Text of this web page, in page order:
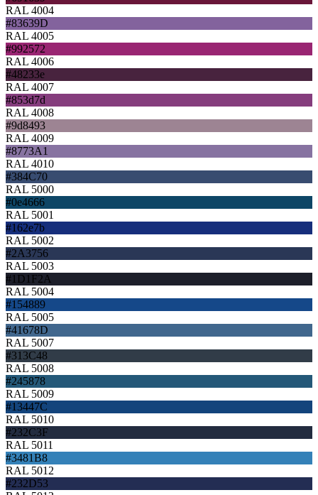
RAL 4004
#83639D
RAL 4005
#992572
RAL 4006
#48233e
RAL 4007
#853d7d
RAL 4008
#9d8493
RAL 4009
#8773A1
RAL 4010
#384C70
RAL 5000
#0e4666
RAL 5001
#162e7b
RAL 5002
#2A3756
RAL 5003
#1D1F2A
RAL 5004
#154889
RAL 5005
#41678D
RAL 5007
#313C48
RAL 5008
#245878
RAL 5009
#13447C
RAL 5010
#232C3F
RAL 5011
#3481B8
RAL 5012
#232D53